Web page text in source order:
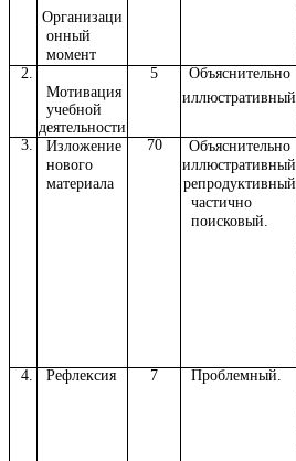
Организаци
онный
момент
2.
Мотивация
учебной
деятельности
5
Объяснительно
иллюстративный
3.
Изложение
нового
материала
70
Объяснительно
иллюстративный
репродуктивный
частично
поисковый.
4.
Рефлексия 7 Проблемный.